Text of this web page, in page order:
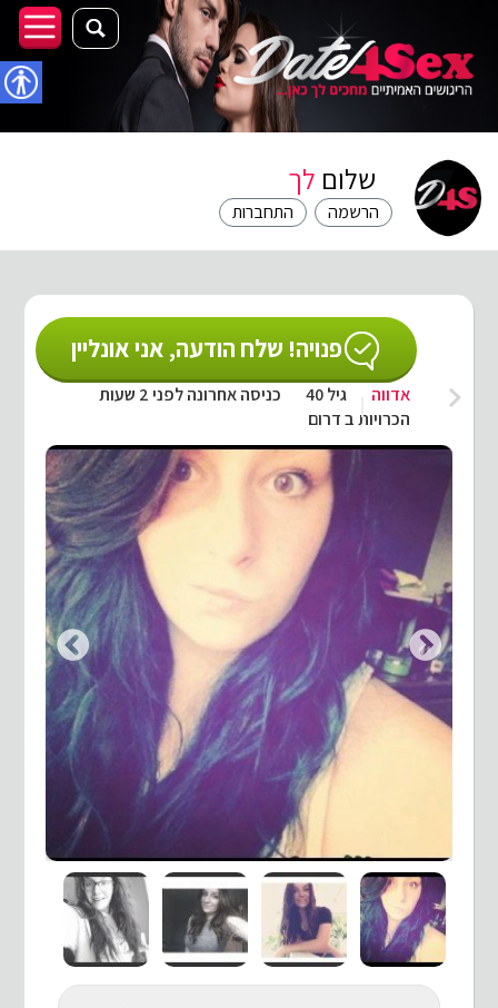
שלום לך
התחברות הרשמה
פנויה! שלח הודעה, אני אונליין
אדווה גיל 40
כניסה אחרונה לפני 2 שעות
הכרויות ב דרום